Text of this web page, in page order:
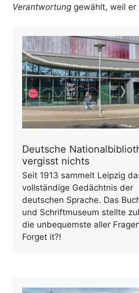
Verantwortung gewählt, weil er
Deutsche
vergisst nichts
Seit 1913 sammelt Leipzig
vollständige Gedächtnis der
deutschen Sprache. Das
und Schriftmuseum stellte
die unbequemste aller
Forget it?!